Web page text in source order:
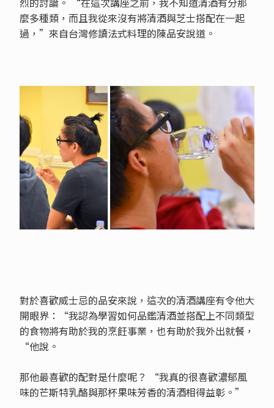
麼多種類，而且我從來沒有將清酒與芝士搭配在一起
過，”來自台灣修讀法式料理的陳品安說道。
對於喜歡威士忌的品安來說，這次的清酒講座有令他大
開眼界：“我認為學習如何品鑑清酒並搭配上不同類型
的食物將有助於我的烹飪事業，也有助於我外出就餐，
“他說。
那他最喜歡的配對是什麼呢？ “我真的很喜歡濃郁風
味的芒斯特乳酪與那杯果味芳香的清酒相得益彰。”